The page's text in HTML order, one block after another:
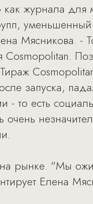
как журнала для
Мясникова. -
Cosmopolitan.
запуска,
- то есть
очень
на рынке. "Мы
Елена